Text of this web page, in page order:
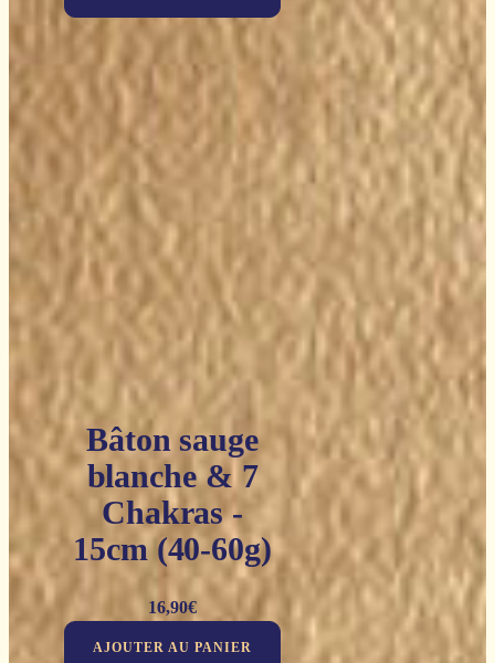
Bâton sauge
blanche & 7
Chakras -
15cm (40-60g)
16,90€
AJOUTER AU PANIER